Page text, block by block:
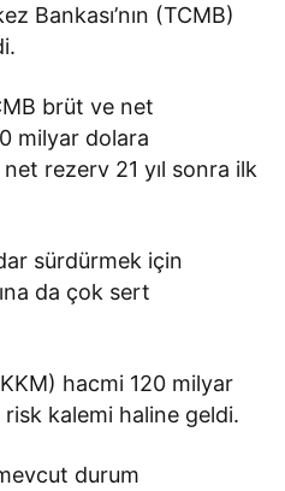
Bankası’nın (TCMB)
brüt ve net
milyar dolara
rezerv 21 yıl sonra ilk
sürdürmek için
da çok sert
hacmi 120 milyar
kalemi haline geldi.
durum